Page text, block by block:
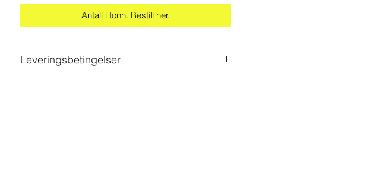
Antall i tonn. Bestill her.
Leveringsbetingelser